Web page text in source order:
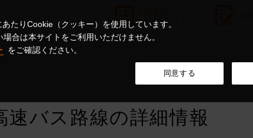
たりCookie（クッキー）を使用しています。
合は本サイトをご利用いただけません。
をご確認ください。
同意する
速バス路線の詳細情報